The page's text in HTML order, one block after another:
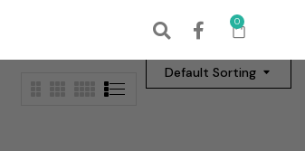
0
Default Sorting